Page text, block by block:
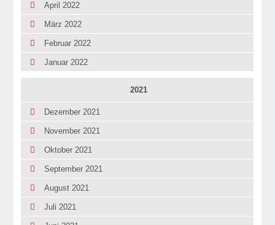
April 2022
März 2022
Februar 2022
Januar 2022
2021
Dezember 2021
November 2021
Oktober 2021
September 2021
August 2021
Juli 2021